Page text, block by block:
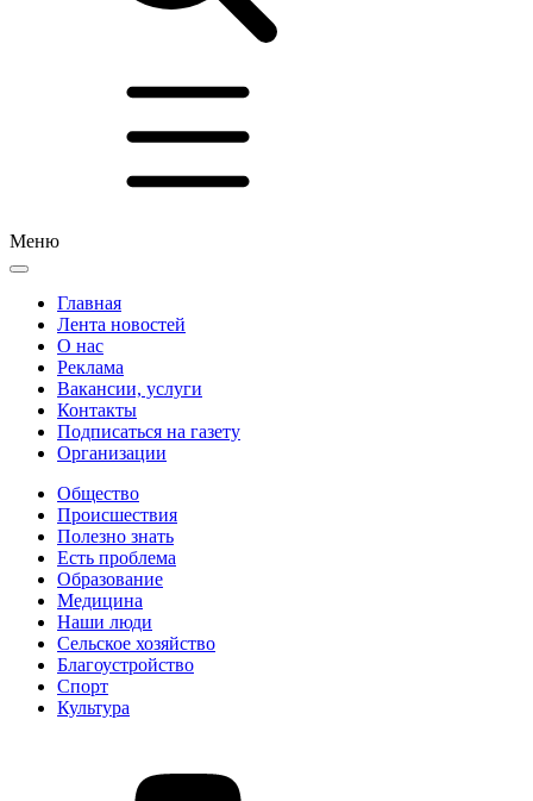
Меню
Главная
Лента новостей
О нас
Реклама
Вакансии, услуги
Контакты
Подписаться на газету
Организации
Общество
Происшествия
Полезно знать
Есть проблема
Образование
Медицина
Наши люди
Сельское хозяйство
Благоустройство
Спорт
Культура